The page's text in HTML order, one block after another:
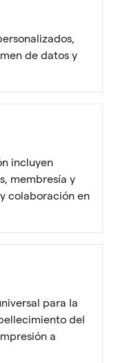
de datos y
incluyen
membresía y
colaboración en
para la
del
a